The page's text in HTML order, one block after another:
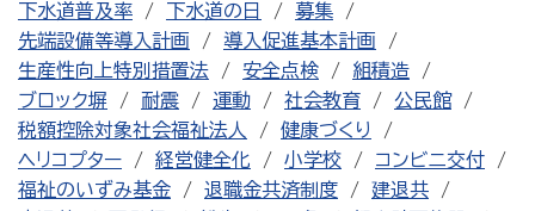
下水道普及率
下水道の日
募集
先端設備等導入計画
導入促進基本計画
生産性向上特別措置法
安全点検
組積造
ブロック塀
耐震 運動 社会教育
公民館
税額控除対象社会福祉法人
健康づくり
ヘリコプター
経営健全化 小学校
コンビニ交付
福祉のいずみ基金
退職金共済制度
建退共